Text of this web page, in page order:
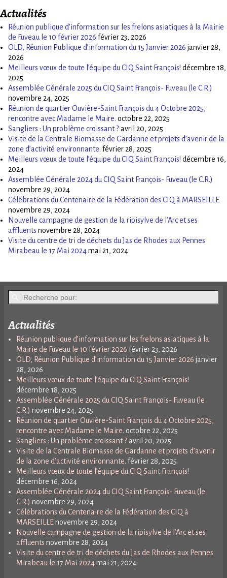
Actualités
Réunion publique d’information sur les frelons asiatiques à la Mairie
de Fuveau le 10 février 2026 février 23, 2026
OLD, Réunion Publique d’information du 15 Janvier 2026 janvier 28,
2026
Meilleurs vœux de toute l’équipe du CIQ Saint François! décembre 18,
2025
Assemblée Générale 2025 du CIQ Saint François- Fuveau (le C.R.)
novembre 24, 2025
Réunion de quartier Ouvière-Saint François du 4 Octobre 2025,
rencontre avec Madame le Maire. octobre 22, 2025
Sangliers : Un problème croissant ?avril 20, 2025
Visite de la Centrale Biomasse de Gardanne et projets d’avenir de la
zone d’activité environnante. février 28, 2025
Meilleurs vœux de toute l’équipe du CIQ Saint François! décembre 16,
2024
Assemblée Générale 2024 du CIQ Saint François- Fuveau (le C.R.)
novembre 29, 2024
Célébrations du Centenaire de la Fédération des CIQ à MARSEILLE
novembre 29, 2024
Nouvelle campagne de gestion de la ripisylve de l’Arc et ses
affluents novembre 28, 2024
Visite du centre de tri de déchets du Jas de Rhodes aux Pennes
Mirabeau le 17 Mai 2024mai 21, 2024
Actualités
Réunion publique d’information sur les frelons asiatiques à la
Mairie de Fuveau le 10 février 2026 février 23, 2026
OLD, Réunion Publique d’information du 15 Janvier 2026 janvier
28, 2026
Meilleurs vœux de toute l’équipe du CIQ Saint François!
décembre 18, 2025
Assemblée Générale 2025 du CIQ Saint François- Fuveau (le
C.R.) novembre 24, 2025
Réunion de quartier Ouvière-Saint François du 4 Octobre 2025,
rencontre avec Madame le Maire. octobre 22, 2025
Sangliers : Un problème croissant ? avril 20, 2025
Visite de la Centrale Biomasse de Gardanne et projets d’avenir
de la zone d’activité environnante. février 28, 2025
Meilleurs vœux de toute l’équipe du CIQ Saint François!
décembre 16, 2024
Assemblée Générale 2024 du CIQ Saint François- Fuveau (le
C.R.) novembre 29, 2024
Célébrations du Centenaire de la Fédération des CIQ à
MARSEILLEnovembre 29, 2024
Nouvelle campagne de gestion de la ripisylve de l’Arc et ses
affluents novembre 28, 2024
Visite du centre de tri de déchets du Jas de Rhodes aux Pennes
Mirabeau le 17 Mai 2024mai 21, 2024